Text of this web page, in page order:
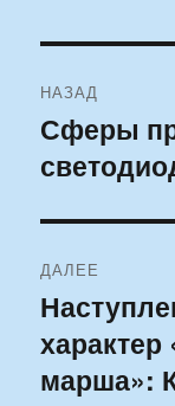
по
записям
НАЗАД
Предыдущая
запись:
Сферы
ДАЛЕЕ
Следующая
запись:
характер
марша»: